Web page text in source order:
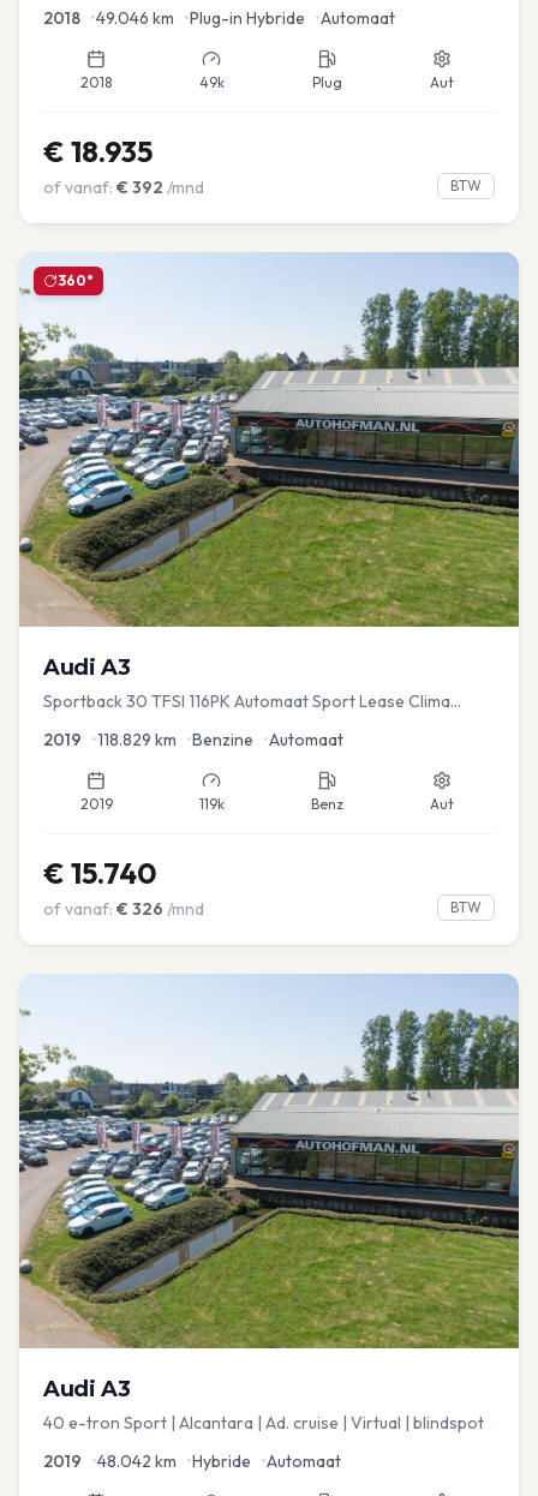
2018 •49.046 km •Plug-in Hybride •Automaat
2018 49k Plug Aut
€ 18.935
of vanaf: € 392 /mnd BTW
360°
Audi A3
Sportback 30 TFSI 116PK Automaat Sport Lease Clima
2019 •118.829 km •Benzine •Automaat
2019 119k Benz Aut
€ 15.740
of vanaf: € 326 /mnd BTW
Audi A3
40 e-tron Sport | Alcantara | Ad. cruise | Virtual | blindspot
2019 •48.042 km •Hybride •Automaat